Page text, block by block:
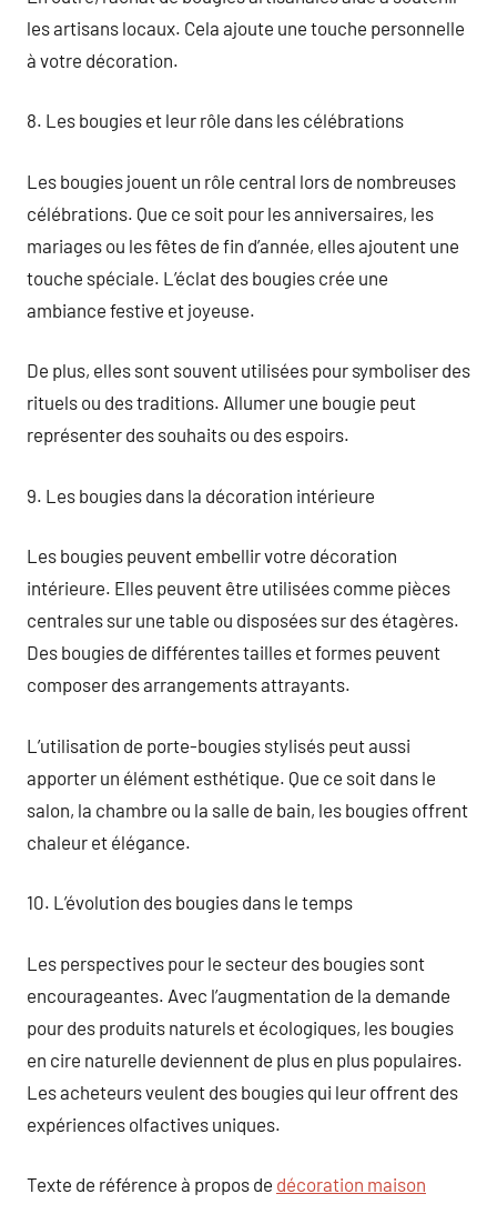
les artisans locaux. Cela ajoute une touche personnelle
à votre décoration.
8. Les bougies et leur rôle dans les célébrations
Les bougies jouent un rôle central lors de nombreuses
célébrations. Que ce soit pour les anniversaires, les
mariages ou les fêtes de fin d’année, elles ajoutent une
touche spéciale. L’éclat des bougies crée une
ambiance festive et joyeuse.
De plus, elles sont souvent utilisées pour symboliser des
rituels ou des traditions. Allumer une bougie peut
représenter des souhaits ou des espoirs.
9. Les bougies dans la décoration intérieure
Les bougies peuvent embellir votre décoration
intérieure. Elles peuvent être utilisées comme pièces
centrales sur une table ou disposées sur des étagères.
Des bougies de différentes tailles et formes peuvent
composer des arrangements attrayants.
L’utilisation de porte-bougies stylisés peut aussi
apporter un élément esthétique. Que ce soit dans le
salon, la chambre ou la salle de bain, les bougies offrent
chaleur et élégance.
10. L’évolution des bougies dans le temps
Les perspectives pour le secteur des bougies sont
encourageantes. Avec l’augmentation de la demande
pour des produits naturels et écologiques, les bougies
en cire naturelle deviennent de plus en plus populaires.
Les acheteurs veulent des bougies qui leur offrent des
expériences olfactives uniques.
Texte de référence à propos de décoration maison